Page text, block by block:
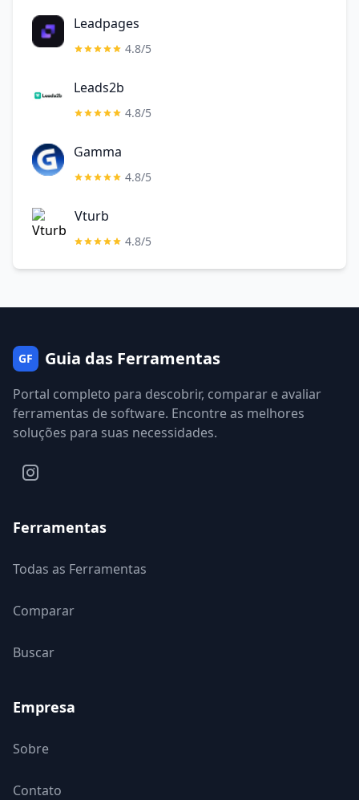
Leadpages
4.8/5
Leads2b
4.8/5
Gamma
4.8/5
Vturb
4.8/5
GF Guia das Ferramentas
Portal completo para descobrir, comparar e avaliar
ferramentas de software. Encontre as melhores
soluções para suas necessidades.
Ferramentas
Todas as Ferramentas
Comparar
Buscar
Empresa
Sobre
Contato